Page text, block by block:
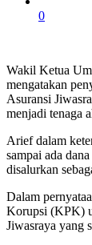
0
Wakil Ketua
mengatakan
Asuransi
menjadi tenaga
Arief dalam
sampai ada
disalurkan
Dalam
Korupsi (KPK)
Jiwasraya yang